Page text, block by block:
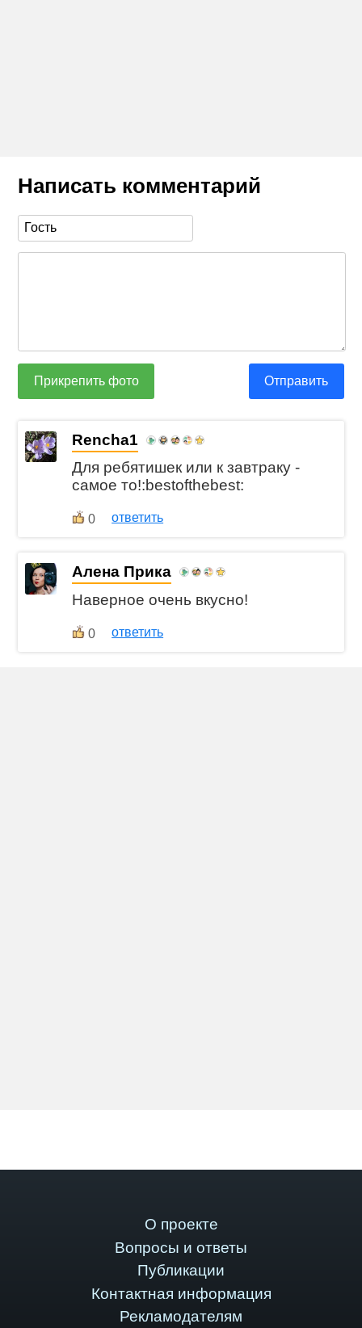
Написать комментарий
Прикрепить фото Отправить
Rencha1
Для ребятишек или к завтраку -
самое то!:bestofthebest:
0 ответить
Алена Прика
Наверное очень вкусно!
0 ответить
О проекте
Вопросы и ответы
Публикации
Контактная информация
Рекламодателям